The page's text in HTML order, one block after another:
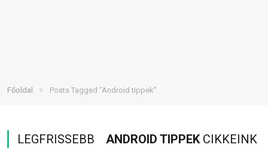
Főoldal » Posts Tagged "Android tippek"
LEGFRISSEBB ANDROID TIPPEKCIKKEINK